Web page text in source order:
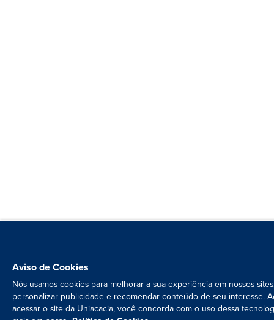
Aviso de Cookies
Nós usamos cookies para melhorar a sua experiência em nossos
personalizar publicidade e recomendar conteúdo de seu interesse.
acessar o site da Uniacacia, você concorda com o uso dessa